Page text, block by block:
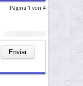
Página 1 von 4